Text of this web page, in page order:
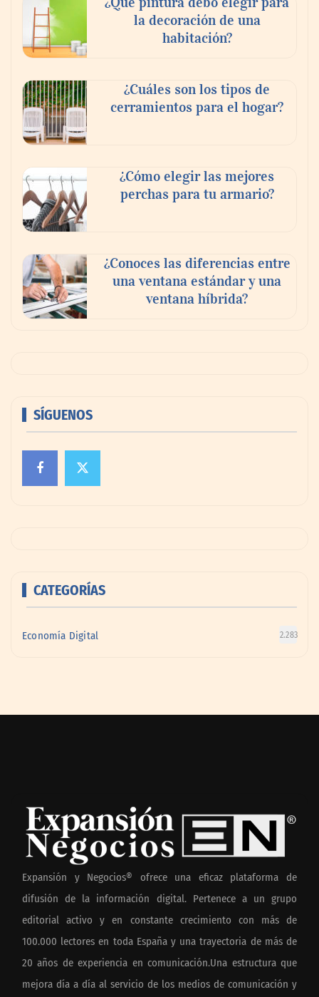
la decoración de una
habitación?
¿Cuáles son los tipos de
cerramientos para el hogar?
¿Cómo elegir las mejores
perchas para tu armario?
¿Conoces las diferencias entre
una ventana estándar y una
ventana híbrida?
SÍGUENOS
CATEGORÍAS
Economía Digital 2.283
Expansión y Negocios® ofrece una eficaz plataforma de
difusión de la información digital. Pertenece a un grupo
editorial activo y en constante crecimiento con más de
100.000 lectores en toda España y una trayectoria de más de
20 años de experiencia en comunicación.Una estructura que
mejora día a día al servicio de los medios de comunicación y